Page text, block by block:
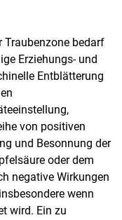
Traubenzone bedarf
Erziehungs- und
Entblätterung
von positiven
und Besonnung der
oder dem
negative Wirkungen
wenn
wird. Ein zu